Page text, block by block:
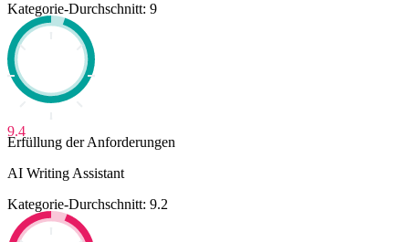
Kategorie-Durchschnitt: 9
9.4
Erfüllung der Anforderungen
AI Writing Assistant
Kategorie-Durchschnitt: 9.2